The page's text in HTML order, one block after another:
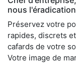
nous
Préservez votre
rapides, discrets
cafards de votre
Votre image de